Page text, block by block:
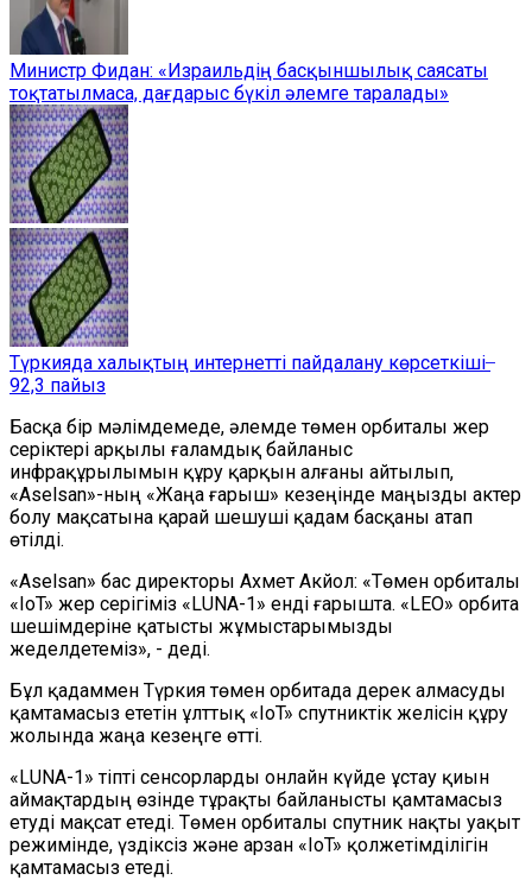
Министр Фидан: «Израильдің басқыншылық саясаты
тоқтатылмаса, дағдарыс бүкіл әлемге таралады»
Түркияда халықтың интернетті пайдалану көрсеткіші ̶
92,3 пайыз
Басқа бір мәлімдемеде, әлемде төмен орбиталы жер
серіктері арқылы ғаламдық байланыс
инфрақұрылымын құру қарқын алғаны айтылып,
«Aselsan»-ның «Жаңа ғарыш» кезеңінде маңызды актер
болу мақсатына қарай шешуші қадам басқаны атап
өтілді.
«Aselsan» бас директоры Ахмет Акйол: «Төмен орбиталы
«IoT» жер серігіміз «LUNA-1» енді ғарышта. «LEO» орбита
шешімдеріне қатысты жұмыстарымызды
жеделдетеміз», - деді.
Бұл қадаммен Түркия төмен орбитада дерек алмасуды
қамтамасыз ететін ұлттық «IoT» спутниктік желісін құру
жолында жаңа кезеңге өтті.
«LUNA-1» тіпті сенсорларды онлайн күйде ұстау қиын
аймақтардың өзінде тұрақты байланысты қамтамасыз
етуді мақсат етеді. Төмен орбиталы спутник нақты уақыт
режимінде, үздіксіз және арзан «IoT» қолжетімділігін
қамтамасыз етеді.